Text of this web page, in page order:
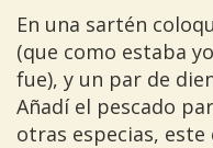
En una sartén
(que como estaba
fue), y un par de
Añadí el pescado
otras especias,